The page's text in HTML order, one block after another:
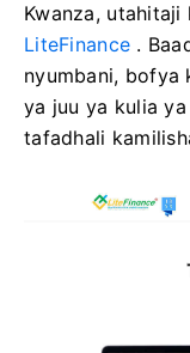
Kwanza, utahitaji
LiteFinance .
nyumbani, bofya
ya juu ya kulia
tafadhali